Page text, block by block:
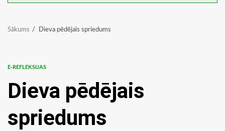
Sākums Dieva pēdējais spriedums
E-REFLEKSIJAS
Dieva pēdējais
spriedums